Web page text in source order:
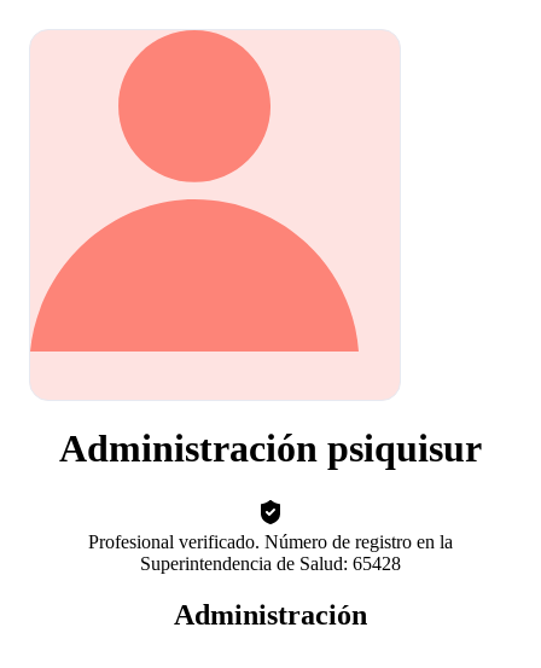
Administración psiquisur
Profesional verificado. Número de registro en la
Superintendencia de Salud: 65428
Administración